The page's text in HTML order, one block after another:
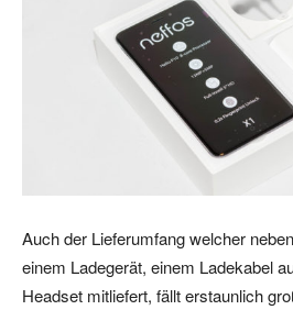
Auch der Lieferumfang welcher
einem Ladegerät, einem Ladekabel
Headset mitliefert, fällt erstaunlich